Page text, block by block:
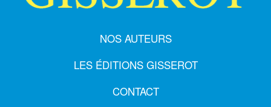
NOS AUTEURS
LES ÉDITIONS GISSEROT
CONTACT